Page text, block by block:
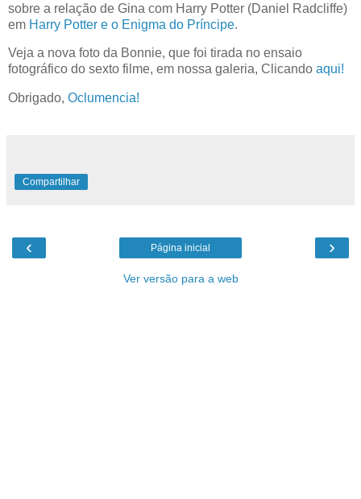
sobre a relação de Gina com Harry Potter (Daniel Radcliffe)
em Harry Potter e o Enigma do Príncipe.
Veja a nova foto da Bonnie, que foi tirada no ensaio
fotográfico do sexto filme, em nossa galeria, Clicando aqui!
Obrigado, Oclumencia!
Compartilhar
‹ ›
Página inicial
Ver versão para a web